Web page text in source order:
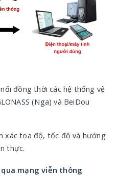
đồng thời các hệ thống vệ
(Nga) và BeiDou
xác tọa độ, tốc độ và hướng
thực.
mạng viễn thông